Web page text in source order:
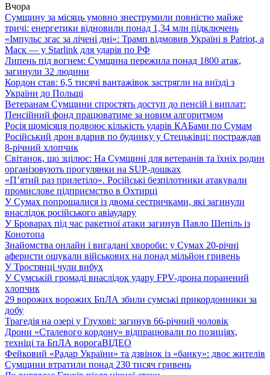
Вчора
Сумщину за місяць умовно знеструмили повністю майже
тричі: енергетики відновили понад 1,34 млн підключень
«Імпульс згас за лічені дні»: Трамп відмовив Україні в Patriot, а
Маск — у Starlink для ударів по РФ
Липень під вогнем: Сумщина пережила понад 1800 атак,
загинули 32 людини
Кордон став: 6,5 тисячі вантажівок застрягли на виїзді з
України до Польщі
Ветеранам Сумщини спростять доступ до пенсій і виплат:
Пенсійний фонд працюватиме за новим алгоритмом
Росія щомісяця подвоює кількість ударів КАБами по Сумам
Російський дрон вдарив по будинку у Стецьківці: постраждав
8-річний хлопчик
Світанок, що зцілює: На Сумщині для ветеранів та їхніх родин
організовують прогулянки на SUP-дошках
«П’ятий раз прилетіло». Російські безпілотники атакували
промислове підприємство в Охтирці
У Сумах попрощалися із двома сестричками, які загинули
внаслідок російського авіаудару
У Броварах під час ракетної атаки загинув Павло Шепіль із
Конотопа
Знайомства онлайн і вигадані хвороби: у Сумах 20-річні
аферисти ошукали військових на понад мільйон гривень
У Тростянці чули вибух
У Сумській громаді внаслідок удару FPV-дрона поранений
хлопчик
29 ворожих ворожих БпЛА збили сумські прикордонники за
добу
Трагедія на озері у Глухові: загинув 66-річний чоловік
Дрони «Сталевого кордону» відпрацювали по позиціях,
техніці та БпЛА ворогаВІДЕО
Фейковий «Радар України» та дзвінок із «банку»: двоє жителів
Сумщини втратили понад 230 тисяч гривень